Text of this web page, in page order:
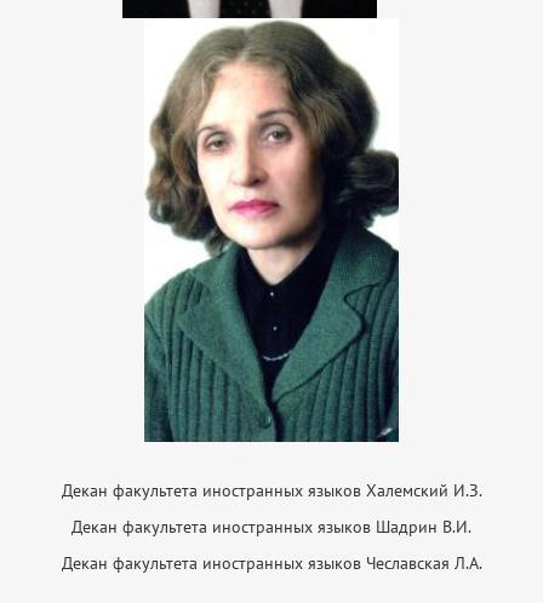
Декан факультета иностранных языков Халемский И.З.
Декан факультета иностранных языков Шадрин В.И.
Декан факультета иностранных языков Чеславская Л.А.